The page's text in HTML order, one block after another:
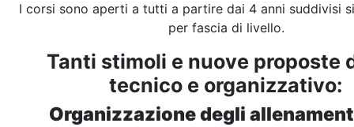
I corsi sono aperti a tutti a partire dai 4 anni suddivisi
per fascia di livello.
Tanti stimoli e nuove proposte
tecnico e organizzativo:
Organizzazione degli